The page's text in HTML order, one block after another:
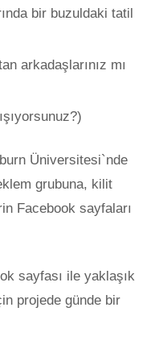
bir buzuldaki tatil
arkadaşlarınız mı
Üniversitesi`nde
grubuna, kilit
Facebook sayfaları
sayfası ile yaklaşık
projede günde bir